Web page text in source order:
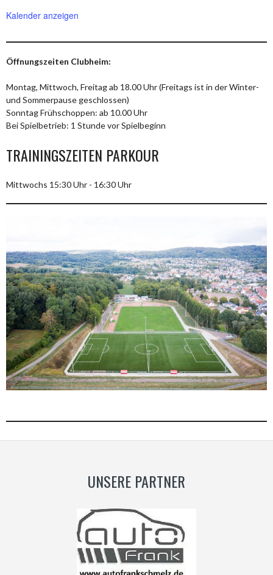
Kalender anzeigen
Öffnungszeiten Clubheim:
Montag, Mittwoch, Freitag ab 18.00 Uhr (Freitags ist in der Winter-
und Sommerpause geschlossen)
Sonntag Frühschoppen: ab 10.00 Uhr
Bei Spielbetrieb: 1 Stunde vor Spielbeginn
TRAININGSZEITEN PARKOUR
Mittwochs 15:30 Uhr - 16:30 Uhr
UNSERE PARTNER